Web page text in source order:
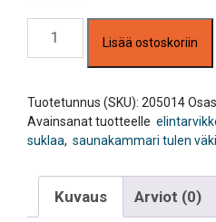
suklaat,
väinönputki-
ja
ruusu-
maitosuklaa
Saunakammari
Tulen
Väki
Lisää ostoskoriin
Tuotetunnus (SKU): 205014
Avainsanat tuotteelle
suklaa, saunakammari tulen väki
Kuvaus Arviot (0)